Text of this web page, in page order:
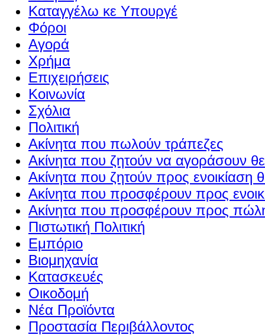
Καταγγέλω κε Υπουργέ
Φόροι
Αγορά
Χρήμα
Επιχειρήσεις
Κοινωνία
Σχόλια
Πολιτική
Ακίνητα που πωλούν τράπεζες
Ακίνητα που ζητούν να αγοράσουν
Ακίνητα που ζητούν προς ενοικίαση
Ακίνητα που προσφέρουν προς
Ακίνητα που προσφέρουν προς
Πιστωτική Πολιτική
Εμπόριο
Βιομηχανία
Κατασκευές
Οικοδομή
Νέα Προϊόντα
Προστασία Περιβάλλοντος